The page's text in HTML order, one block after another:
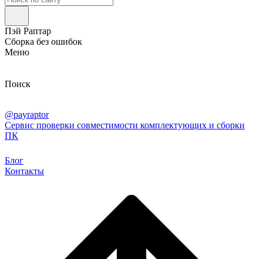
Пэй Раптар
Сборка без ошибок
Меню
Поиск
@payraptor
Сервис проверки совместимости комплектующих и сборки
ПК
Блог
Контакты